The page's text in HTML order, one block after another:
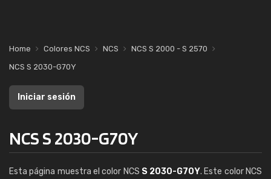
Home Colores NCS NCS
NCS S 2000 - S 2570
NCS S 2030-G70Y
Iniciar sesión
NCS S 2030-G70Y
Esta página muestra el color NCS S 2030-G70Y. Este color NCS